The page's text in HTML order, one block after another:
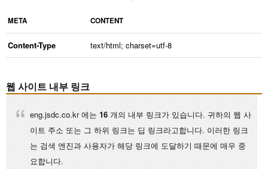
META CONTENT
Content-Type text/html; charset=utf-8
웹 사이트 내부 링크
eng.jsdc.co.kr 에는 16 개의 내부 링크가 있습니다. 귀하의 웹 사
이트 주소 또는 그 하위 링크는 딥 링크라고합니다. 이러한 링크
는 검색 엔진과 사용자가 해당 링크에 도달하기 때문에 매우 중
요합니다.